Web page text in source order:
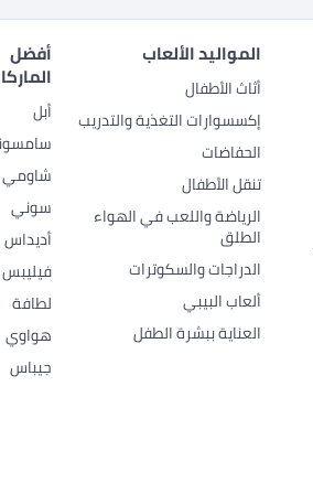
المواليد الألعاب
أثاث الأطفال
إكسسوارات التغذية والتدريب
الحفاضات
تنقل الأطفال
الرياضة واللعب في الهواء
الطلق
الدراجات والسكوترات
ألعاب البيبي
العناية ببشرة الطفل
أفضل
أبل
شاومي
سوني
أديداس
فيليبس
لطافة
هواوي
جيباس